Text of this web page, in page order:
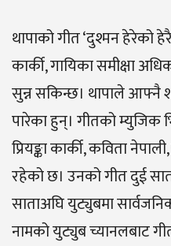
थापाको गीत ‘दुश्मन हेरेको
कार्की, गायिका समीक्षा
सुन्न सकिन्छ। थापाले आफ्नै
पारेका हुन्। गीतको म्युजिक
प्रियङ्का कार्की, कविता
रहेको छ। उनको गीत दुई
साताअघि युट्युबमा
नामको युट्युब च्यानलबाट